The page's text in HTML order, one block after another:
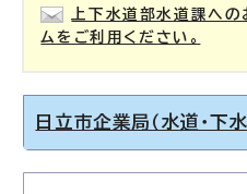
上下水道部水道課へ
ムをご利用ください。
日立市企業局（水道・下水